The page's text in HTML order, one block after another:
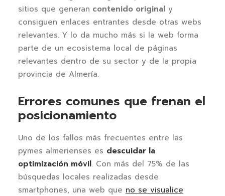
sitios que generan contenido original y
consiguen enlaces entrantes desde otras webs
relevantes. Y lo da mucho más si la web forma
parte de un ecosistema local de páginas
relevantes dentro de su sector y de la propia
provincia de Almería.
Errores comunes que frenan el
posicionamiento
Uno de los fallos más frecuentes entre las
pymes almerienses es descuidar la
optimización móvil. Con más del 75% de las
búsquedas locales realizadas desde
smartphones, una web que no se visualice